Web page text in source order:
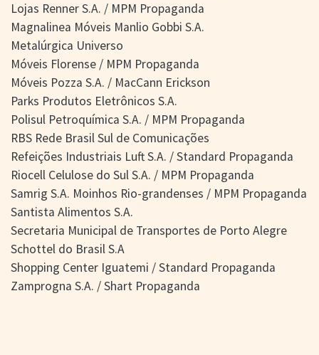
Lojas Renner S.A. / MPM Propaganda
Magnalinea Móveis Manlio Gobbi S.A.
Metalúrgica Universo
Móveis Florense / MPM Propaganda
Móveis Pozza S.A. / MacCann Erickson
Parks Produtos Eletrônicos S.A.
Polisul Petroquímica S.A. / MPM Propaganda
RBS Rede Brasil Sul de Comunicações
Refeições Industriais Luft S.A. / Standard Propaganda
Riocell Celulose do Sul S.A. / MPM Propaganda
Samrig S.A. Moinhos Rio-grandenses / MPM Propaganda
Santista Alimentos S.A.
Secretaria Municipal de Transportes de Porto Alegre
Schottel do Brasil S.A
Shopping Center Iguatemi / Standard Propaganda
Zamprogna S.A. / Shart Propaganda